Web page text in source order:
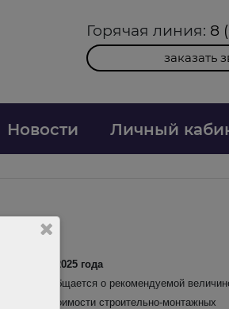
Горячая линия: 8
заказать
Новости Личный
квартал 2025 года
ИФ/09 сообщается о рекомендуемой
стоимости строительно-монтажных